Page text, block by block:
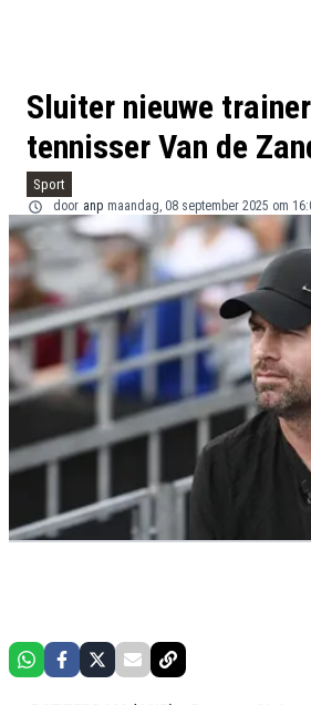
Sluiter nieuwe
tennisser Van de
Sport
door anp maandag, 08 september 2025 om